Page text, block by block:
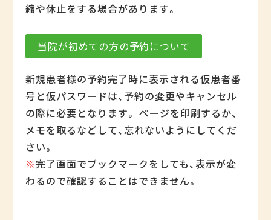
縮や休止をする場合があります。
当院が初めての方の予約について
新規患者様の予約完了時に表示される仮患者番
号と仮パスワードは、予約の変更やキャンセル
の際に必要となります。 ページを印刷するか、
メモを取るなどして、忘れないようにしてくだ
さい。
※完了画面でブックマークをしても、表示が変
わるので確認することはできません。